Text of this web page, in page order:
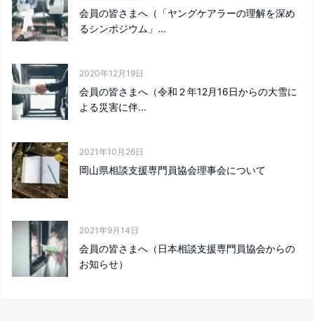
会員の皆さまへ（「ヤングケアラーの理解を深め
るシンポジウム」...
2020年12月19日
会員の皆さまへ（令和２年12月16日からの大雪に
よる災害に伴...
2021年10月26日
岡山県相談支援専門員協会理事会について
2021年9月14日
会員の皆さまへ（日本相談支援専門員協会からの
お知らせ）